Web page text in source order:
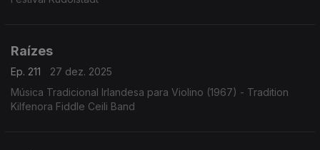
Raízes
Ep. 211
27 dez. 2025
Música Tradicional Irlandesa para Violino (1967) - Tradition
Kilfenora Fiddle Ceili Band